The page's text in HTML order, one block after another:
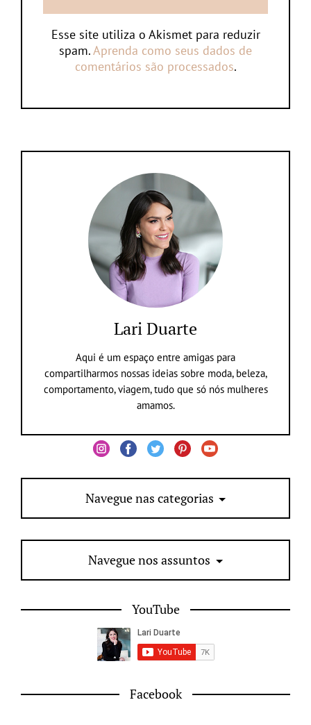
Esse site utiliza o Akismet para reduzir
spam.Aprenda como seus dados de
comentários são processados.
Lari Duarte
Aqui é um espaço entre amigas para
compartilharmos nossas ideias sobre moda, beleza,
comportamento, viagem, tudo que só nós mulheres
amamos.
Navegue nas categorias
Navegue nos assuntos
YouTube
Facebook